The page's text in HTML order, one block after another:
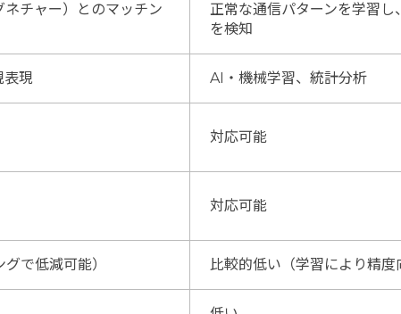
チャー）とのマッチン
正常な通信パターンを学習し
を検知
表現 AI・機械学習、統計分析
対応可能
対応可能
で低減可能） 比較的低い（学習により精度